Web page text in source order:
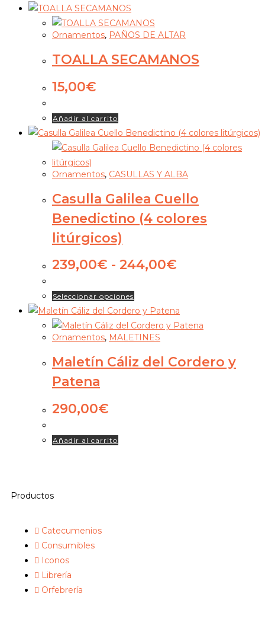
Ornamentos, PAÑOS DE ALTAR
TOALLA SECAMANOS
15,00€
Añadir al carrito
Ornamentos, CASULLAS Y ALBA
Casulla Galilea Cuello
Benedictino (4 colores
litúrgicos)
239,00€ - 244,00€
Seleccionar opciones
Ornamentos, MALETINES
Maletín Cáliz del Cordero y
Patena
290,00€
Añadir al carrito
Productos
Catecumenios
Consumibles
Iconos
Librería
Orfebrería